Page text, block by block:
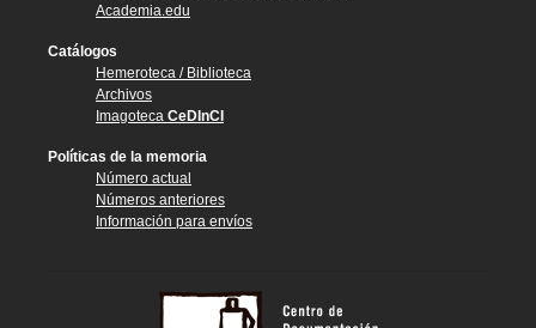
Academia.edu
Catálogos
Hemeroteca / Biblioteca
Archivos
Imagoteca CeDInCI
Políticas de la memoria
Número actual
Números anteriores
Información para envíos